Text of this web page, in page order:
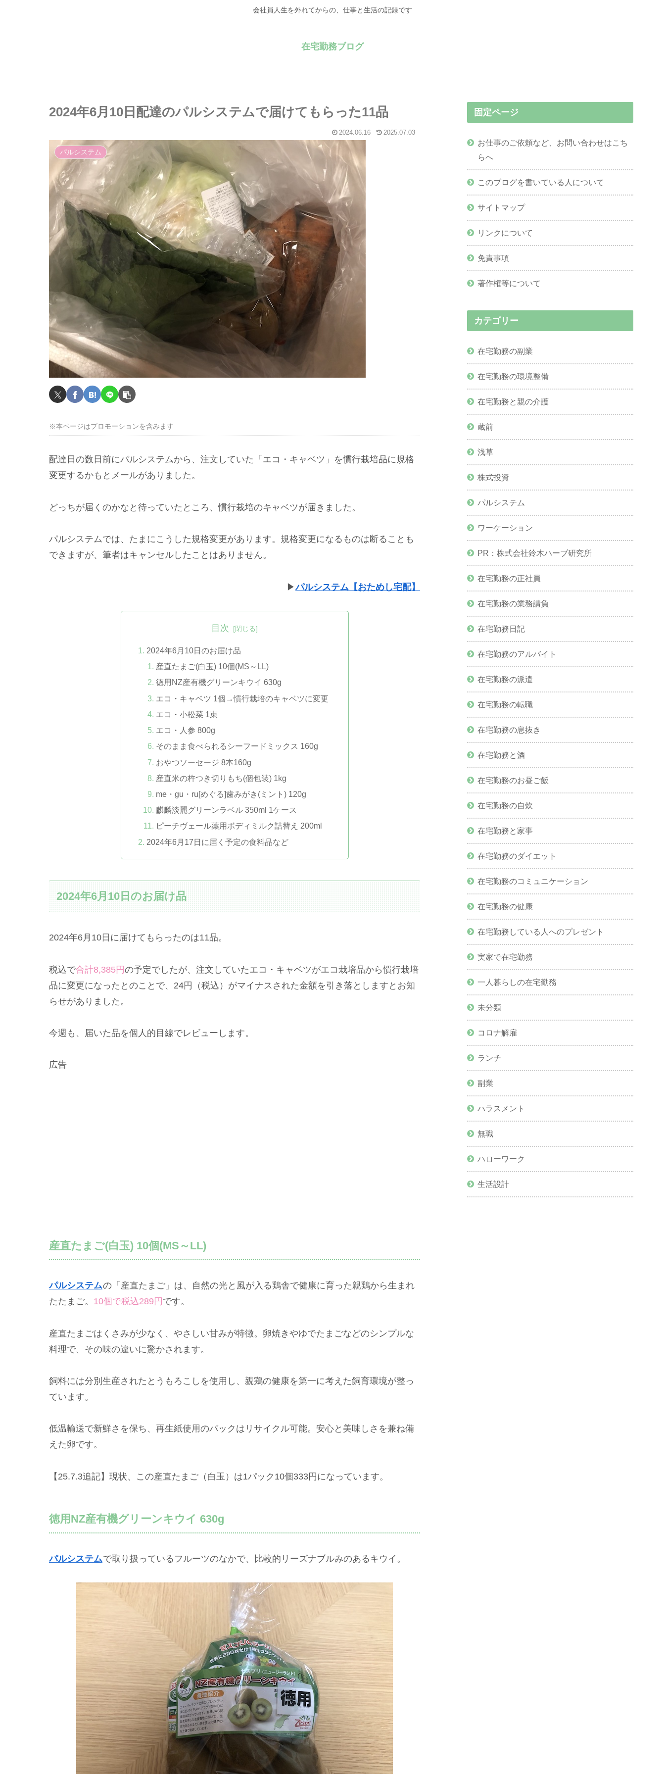
会社員人生を外れてからの、仕事と生活の記録です
在宅勤務ブログ
2024年6月10日配達のパルシステムで届けてもらった11品
2024.06.16 2025.07.03
パルシステム
※本ページはプロモーションを含みます
配達日の数日前にパルシステムから、注文していた「エコ・キャベツ」を慣行栽培品に規格
変更するかもとメールがありました。
どっちが届くのかなと待っていたところ、慣行栽培のキャベツが届きました。
パルシステムでは、たまにこうした規格変更があります。規格変更になるものは断ることも
できますが、筆者はキャンセルしたことはありません。
▶︎パルシステム【おためし宅配】
目次
2024年6月10日のお届け品
産直たまご(白玉) 10個(MS～LL)
徳用NZ産有機グリーンキウイ 630g
エコ・キャベツ 1個→慣行栽培のキャベツに変更
エコ・小松菜 1束
エコ・人参 800g
そのまま食べられるシーフードミックス 160g
おやつソーセージ 8本160g
産直米の杵つき切りもち(個包装) 1kg
me・gu・ru[めぐる]歯みがき(ミント) 120g
麒麟淡麗グリーンラベル 350ml 1ケース
ピーチヴェール薬用ボディミルク詰替え 200ml
2024年6月17日に届く予定の食料品など
2024年6月10日のお届け品
2024年6月10日に届けてもらったのは11品。
税込で合計8,385円の予定でしたが、注文していたエコ・キャベツがエコ栽培品から慣行栽培
品に変更になったとのことで、 24円（税込）がマイナスされた金額を引き落とし ますとお知
らせがありました。
今週も、届いた品を個人的目線でレビューします。
広告
産直たまご(白玉) 10個(MS～LL)
パルシステムの「産直たまご」は、自然の光と風が入る鶏舎で健康に育った親鶏から生まれ
たたまご。 10個で税込289円 です。
産直たまごはくさみが少なく、やさしい甘みが特徴。卵焼きやゆでたまごなどのシンプルな
料理で、その味の違いに驚かされます。
飼料には分別生産されたとうもろこしを使用し、親鶏の健康を第一に考えた飼育環境が整っ
ています。
低温輸送で新鮮さを保ち、再生紙使用のパックはリサイクル可能。安心と美味しさを兼ね備
えた卵です。
【25.7.3追記】現状、この産直たまご（白玉）は1パック10個333円になっています。
徳用NZ産有機グリーンキウイ 630g
パルシステムで取り扱っているフルーツのなかで、比較的リーズナブルみのあるキウイ。
固定ページ
お仕事のご依頼など、お問い合わせはこち
らへ
このブログを書いている人について
サイトマップ
リンクについて
免責事項
著作権等について
カテゴリー
在宅勤務の副業
在宅勤務の環境整備
在宅勤務と親の介護
蔵前
浅草
株式投資
パルシステム
ワーケーション
PR：株式会社鈴木ハーブ研究所
在宅勤務の正社員
在宅勤務の業務請負
在宅勤務日記
在宅勤務のアルバイト
在宅勤務の派遣
在宅勤務の転職
在宅勤務の息抜き
在宅勤務と酒
在宅勤務のお昼ご飯
在宅勤務の自炊
在宅勤務と家事
在宅勤務のダイエット
在宅勤務のコミュニケーション
在宅勤務の健康
在宅勤務している人へのプレゼント
実家で在宅勤務
一人暮らしの在宅勤務
未分類
コロナ解雇
ランチ
副業
ハラスメント
無職
ハローワーク
生活設計